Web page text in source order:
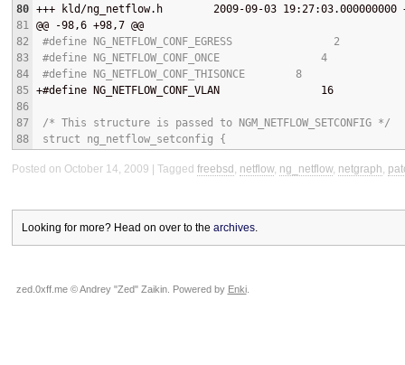
80
81
82
83
84
85
86
87
88
+++
kld/ng_netflow.h        2009-09-03 19:27:03.000000000
@@ -98,6 +98,7 @@
#define NG_NETFLOW_CONF_EGRESS                2
#define NG_NETFLOW_CONF_ONCE                4
#define NG_NETFLOW_CONF_THISONCE        8
+#define NG_NETFLOW_CONF_VLAN                16
/* This structure is passed to NGM_NETFLOW_SETCONFIG */
struct ng_netflow_setconfig {
Posted on October 14, 2009 Tagged freebsd, netflow, ng_netflow, netgraph,
Looking for more? Head on over to the archives.
zed.0xff.me © Andrey "Zed" Zaikin. Powered by Enki.